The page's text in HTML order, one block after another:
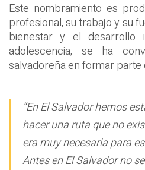
Este nombramiento es
profesional, su trabajo y su
bienestar y el
adolescencia; se ha
salvadoreña en formar parte
“En El Salvador hemos
hacer una ruta que no
era muy necesaria para
Antes en El Salvador no